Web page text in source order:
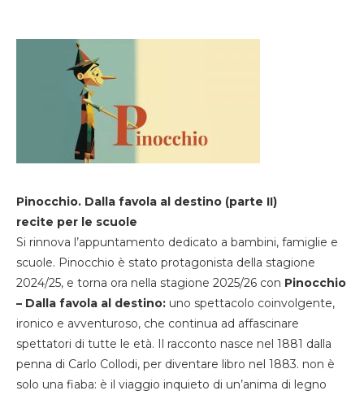
Pinocchio. Dalla favola al destino (parte II)
recite per le scuole
Si rinnova l’appuntamento dedicato a bambini, famiglie e
scuole. Pinocchio è stato protagonista della stagione
2024/25, e torna ora nella stagione 2025/26 con Pinocchio
– Dalla favola al destino: uno spettacolo coinvolgente,
ironico e avventuroso, che continua ad affascinare
spettatori di tutte le età. Il racconto nasce nel 1881 dalla
penna di Carlo Collodi, per diventare libro nel 1883. non è
solo una fiaba: è il viaggio inquieto di un’anima di legno